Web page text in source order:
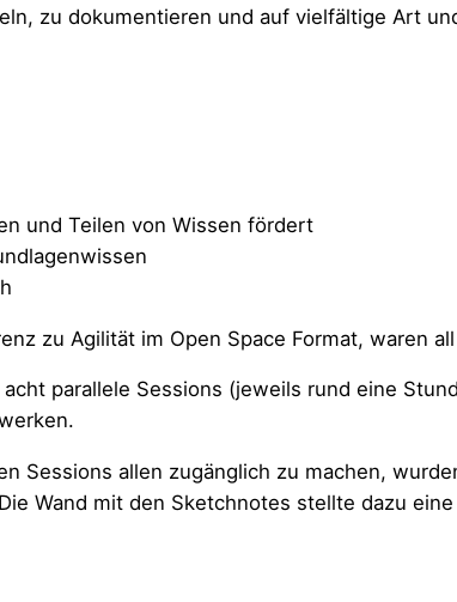
zu dokumentieren und auf vielfältige Art
und Teilen von Wissen fördert
zu Agilität im Open Space Format, waren
parallele Sessions (jeweils rund eine
Sessions allen zugänglich zu machen,
Wand mit den Sketchnotes stellte dazu